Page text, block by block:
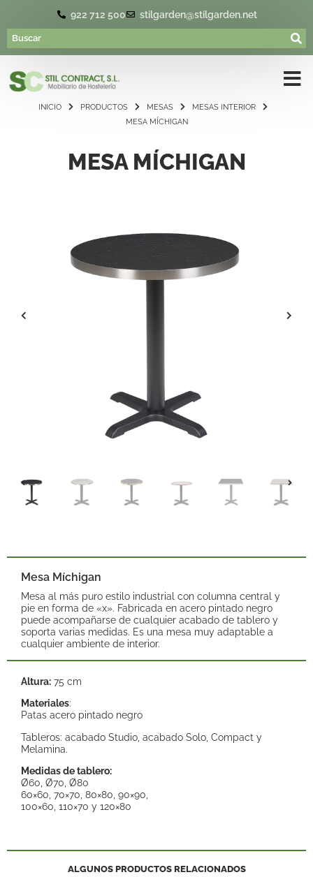
922 712 500 stilgarden@stilgarden.net
INICIO PRODUCTOS MESAS
MESAS INTERIOR
MESA MÍCHIGAN
MESA MÍCHIGAN
Mesa Míchigan
Mesa al más puro estilo industrial con columna central y
pie en forma de «x». Fabricada en acero pintado negro
puede acompañarse de cualquier acabado de tablero y
soporta varias medidas. Es una mesa muy adaptable a
cualquier ambiente de interior.
Altura: 75 cm
Materiales:
Patas acero pintado negro
Tableros: acabado Studio, acabado Solo, Compact y
Melamina.
Medidas de tablero:
Ø60, Ø70, Ø80
60×60, 70×70, 80×80, 90×90,
100×60, 110×70 y 120×80
ALGUNOS PRODUCTOS RELACIONADOS